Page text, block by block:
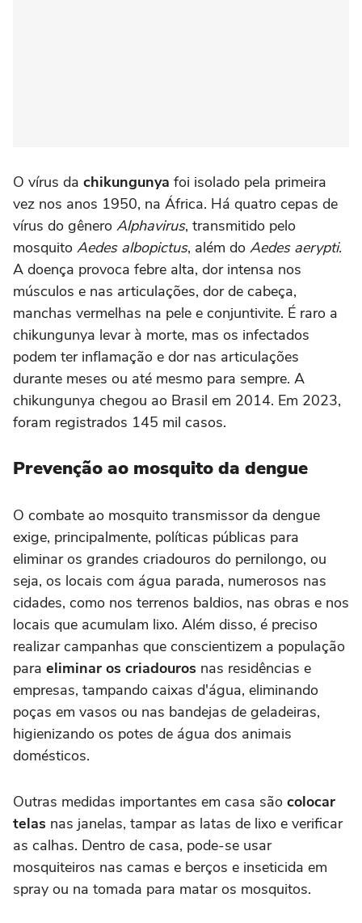
O vírus da chikungunya foi isolado pela primeira
vez nos anos 1950, na África. Há quatro cepas de
vírus do gênero Alphavirus, transmitido pelo
mosquito Aedes albopictus, além do Aedes aerypti.
A doença provoca febre alta, dor intensa nos
músculos e nas articulações, dor de cabeça,
manchas vermelhas na pele e conjuntivite. É raro a
chikungunya levar à morte, mas os infectados
podem ter inflamação e dor nas articulações
durante meses ou até mesmo para sempre. A
chikungunya chegou ao Brasil em 2014. Em 2023,
foram registrados 145 mil casos.
Prevenção ao mosquito da dengue
O combate ao mosquito transmissor da dengue
exige, principalmente, políticas públicas para
eliminar os grandes criadouros do pernilongo, ou
seja, os locais com água parada, numerosos nas
cidades, como nos terrenos baldios, nas obras e nos
locais que acumulam lixo. Além disso, é preciso
realizar campanhas que conscientizem a população
para eliminar os criadouros nas residências e
empresas, tampando caixas d'água, eliminando
poças em vasos ou nas bandejas de geladeiras,
higienizando os potes de água dos animais
domésticos.
Outras medidas importantes em casa são colocar
telas nas janelas, tampar as latas de lixo e verificar
as calhas. Dentro de casa, pode-se usar
mosquiteiros nas camas e berços e inseticida em
spray ou na tomada para matar os mosquitos.